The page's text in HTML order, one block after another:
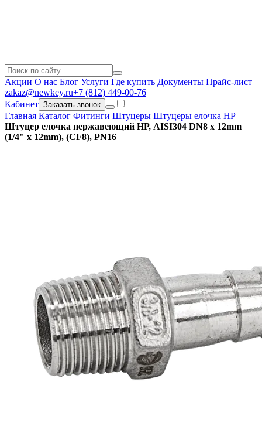
Акции О нас Блог Услуги Где купить Документы Прайс-лист
zakaz@newkey.ru+7 (812) 449-00-76
Кабинет Заказать звонок
Главная Каталог Фитинги Штуцеры Штуцеры елочка НР
Штуцер елочка нержавеющий НР, AISI304 DN8 x 12mm
(1/4" x 12mm), (CF8), PN16